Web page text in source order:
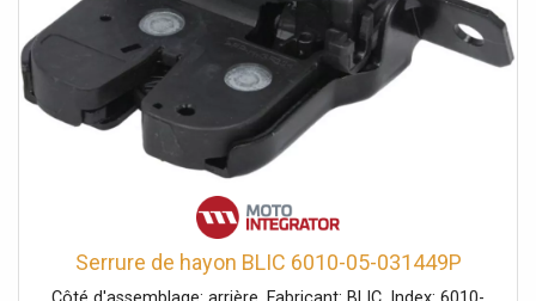
Serrure de hayon BLIC 6010-05-031449P